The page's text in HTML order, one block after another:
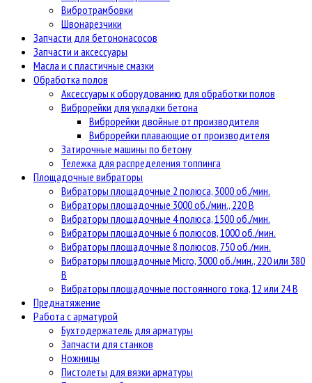
Вибротрамбовки
Швонарезчики
Запчасти для бетононасосов
Запчасти и аксессуары
Масла и с пластичные смазки
Обработка полов
Аксессуары к оборудованию для обработки полов
Виброрейки для укладки бетона
Виброрейки двойные от производителя
Виброрейки плавающие от производителя
Затирочные машины по бетону
Тележка для распределения топпинга
Площадочные вибраторы
Вибраторы площадочные 2 полюса, 3000 об./мин.
Вибраторы площадочные 3000 об./мин., 220 В
Вибраторы площадочные 4 полюса, 1500 об./мин.
Вибраторы площадочные 6 полюсов, 1000 об./мин.
Вибраторы площадочные 8 полюсов, 750 об./мин.
Вибраторы площадочные Micro, 3000 об./мин., 220 или 380
В
Вибраторы площадочные постоянного тока, 12 или 24 В
Преднатяжение
Работа с арматурой
Бухтодержатель для арматуры
Запчасти для станков
Ножницы
Пистолеты для вязки арматуры